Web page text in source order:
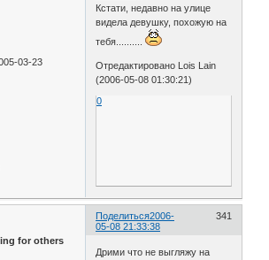
03-23
Кстати, недавно на улице
видела девушку, похожую на
тебя..........
Отредактировано Lois Lain
(2006-05-08 01:30:21)
0
Поделиться 341
2006-
05-08 21:33:38
for others
Дрими что не выгляжу на